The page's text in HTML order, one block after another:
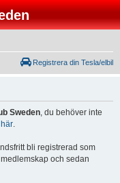
Registrera din Tesla/elbil
Sweden, du behöver inte
.
bli registrerad som
och sedan